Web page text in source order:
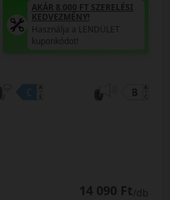
AKÁR 8.000 FT SZERELÉSI
KEDVEZMÉNY!
Használja a LENDÜLET
kuponkódot!
14 090 Ft/db